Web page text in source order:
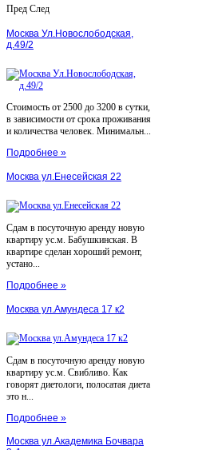
Пред След
Москва Ул.Новослободская,
д.49/2
Стоимость от 2500 до 3200 в сутки,
в зависимости от срока проживания
и количества человек. Минимальн...
Подробнее »
Москва ул.Енесейская 22
Сдам в посуточную аренду новую
квартиру ус.м. Бабушкинская. В
квартире сделан хороший ремонт,
устано...
Подробнее »
Москва ул.Амундеса 17 к2
Сдам в посуточную аренду новую
квартиру ус.м. Свибливо. Как
говорят диетологи, полосатая диета
это н...
Подробнее »
Москва ул.Академика Бочвара